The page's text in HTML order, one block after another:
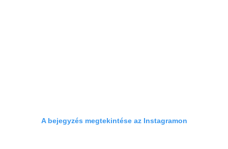
A bejegyzés megtekintése az Instagramon